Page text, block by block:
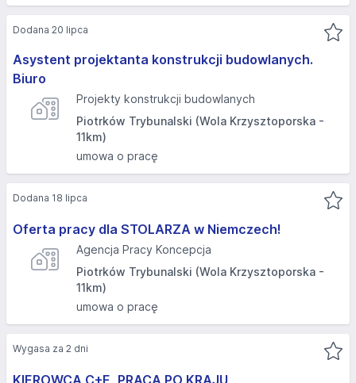
Asystent projektanta konstrukcji budowlanych.
Biuro
Projekty konstrukcji budowlanych
Piotrków Trybunalski (Wola Krzysztoporska -
11km)
umowa o pracę
Dodana 20 lipca
Oferta pracy dla STOLARZA w Niemczech!
Agencja Pracy Koncepcja
Piotrków Trybunalski (Wola Krzysztoporska -
11km)
umowa o pracę
Dodana 18 lipca
KIEROWCA C+E, PRACA PO KRAJU
Wygasa za 2 dni